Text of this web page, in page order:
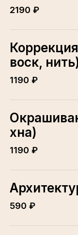
2190 ₽
воск,
1190 ₽
хна)
1190 ₽
590 ₽